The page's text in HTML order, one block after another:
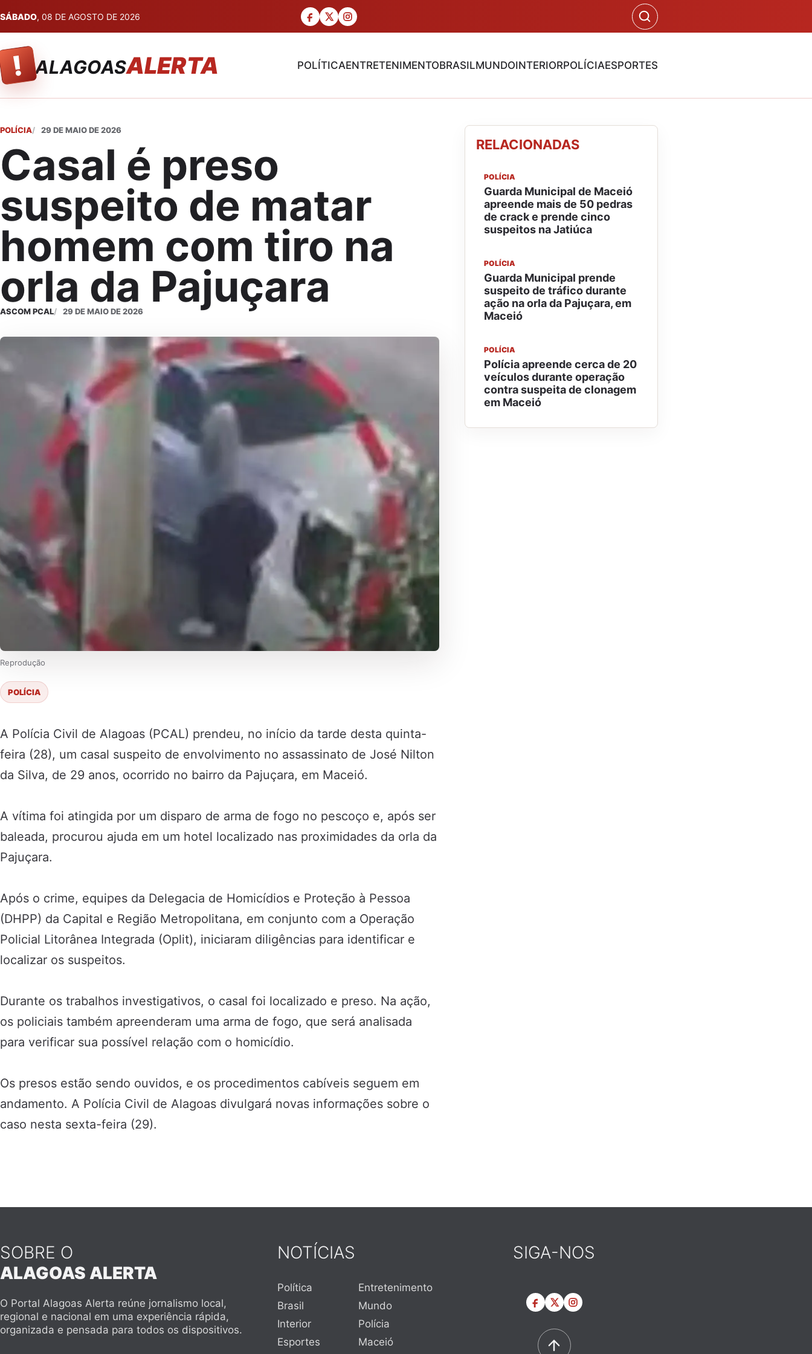
SÁBADO, 08 DE AGOSTO DE 2026
! ALAGOASALERTA POLÍTICAENTRETENIMENTOBRASILMUNDOINTERIORPOLÍCIAESPORTES
POLÍCIA 29 DE MAIO DE 2026
Casal é preso
suspeito de matar
homem com tiro na
orla da Pajuçara
ASCOM PCAL 29 DE MAIO DE 2026
Reprodução
POLÍCIA
A Polícia Civil de Alagoas (PCAL) prendeu, no início da tarde desta quinta-
feira (28), um casal suspeito de envolvimento no assassinato de José Nilton
da Silva, de 29 anos, ocorrido no bairro da Pajuçara, em Maceió.
A vítima foi atingida por um disparo de arma de fogo no pescoço e, após ser
baleada, procurou ajuda em um hotel localizado nas proximidades da orla da
Pajuçara.
Após o crime, equipes da Delegacia de Homicídios e Proteção à Pessoa
(DHPP) da Capital e Região Metropolitana, em conjunto com a Operação
Policial Litorânea Integrada (Oplit), iniciaram diligências para identificar e
localizar os suspeitos.
Durante os trabalhos investigativos, o casal foi localizado e preso. Na ação,
os policiais também apreenderam uma arma de fogo, que será analisada
para verificar sua possível relação com o homicídio.
Os presos estão sendo ouvidos, e os procedimentos cabíveis seguem em
andamento. A Polícia Civil de Alagoas divulgará novas informações sobre o
caso nesta sexta-feira (29).
RELACIONADAS
POLÍCIA
Guarda Municipal de Maceió
apreende mais de 50 pedras
de crack e prende cinco
suspeitos na Jatiúca
POLÍCIA
Guarda Municipal prende
suspeito de tráfico durante
ação na orla da Pajuçara, em
Maceió
POLÍCIA
Polícia apreende cerca de 20
veículos durante operação
contra suspeita de clonagem
em Maceió
SOBRE O
ALAGOAS ALERTA
O Portal Alagoas Alerta reúne jornalismo local,
regional e nacional em uma experiência rápida,
organizada e pensada para todos os dispositivos.
NOTÍCIAS
Política
Entretenimento
Brasil
Mundo
Interior
Polícia
Esportes
Maceió
SIGA-NOS